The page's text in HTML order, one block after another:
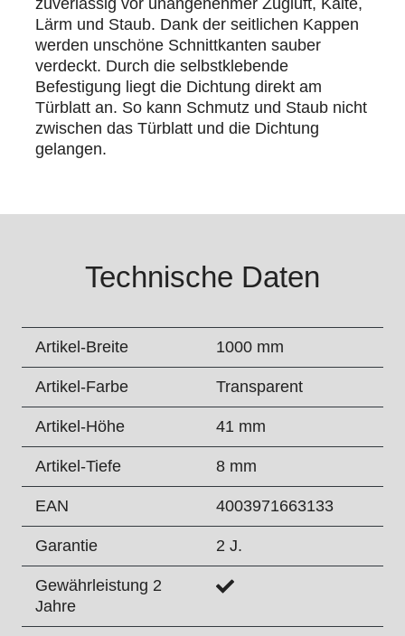
zuverlässig vor unangenehmer Zugluft, Kälte,
Lärm und Staub. Dank der seitlichen Kappen
werden unschöne Schnittkanten sauber
verdeckt. Durch die selbstklebende
Befestigung liegt die Dichtung direkt am
Türblatt an. So kann Schmutz und Staub nicht
zwischen das Türblatt und die Dichtung
gelangen.
Technische Daten
Artikel-Breite 1000 mm
Artikel-Farbe Transparent
Artikel-Höhe 41 mm
Artikel-Tiefe 8 mm
EAN 4003971663133
Garantie 2 J.
Gewährleistung 2
Jahre